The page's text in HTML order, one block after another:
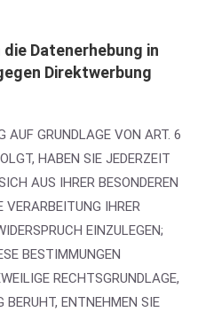
Datenerhebung in
Direktwerbung
AUF GRUNDLAGE VON ART. 6
HABEN SIE JEDERZEIT
AUS IHRER BESONDEREN
VERARBEITUNG IHRER
EINZULEGEN;
BESTIMMUNGEN
RECHTSGRUNDLAGE,
BERUHT, ENTNEHMEN SIE